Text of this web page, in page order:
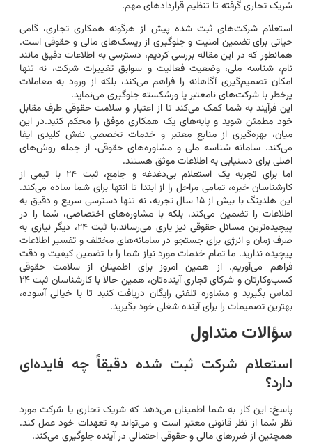
شریک تجاری گرفته تا تنظیم قراردادهای مهم.
استعلام شرکت‌های ثبت شده پیش از هرگونه همکاری تجاری، گامی
حیاتی برای تضمین امنیت و جلوگیری از ریسک‌های مالی و حقوقی است.
همانطور که در این مقاله بررسی کردیم، دسترسی به اطلاعات دقیق مانند
نام، شناسه ملی، وضعیت فعالیت و سوابق تغییرات شرکت، نه تنها
امکان تصمیم‌گیری آگاهانه را فراهم می‌کند، بلکه از ورود به معاملات
پرخطر با شرکت‌های نامعتبر یا ورشکسته جلوگیری می‌نماید.
این فرآیند به شما کمک می‌کند تا از اعتبار و سلامت حقوقی طرف مقابل
خود مطمئن شوید و پایه‌های یک همکاری موفق را محکم کنید.در این
میان، بهره‌گیری از منابع معتبر و خدمات تخصصی نقش کلیدی ایفا
می‌کند. سامانه شناسه ملی و مشاوره‌های حقوقی، از جمله روش‌های
اصلی برای دستیابی به اطلاعات موثق هستند.
اما برای تجربه یک استعلام بی‌دغدغه و جامع، ثبت ۲۴ با تیمی از
کارشناسان خبره، تمامی مراحل را از ابتدا تا انتها برای شما ساده می‌کند.
این هلدینگ با بیش از ۱۵ سال تجربه، نه تنها دسترسی سریع و دقیق به
اطلاعات را تضمین می‌کند، بلکه با مشاوره‌های اختصاصی، شما را در
پیچیده‌ترین مسائل حقوقی نیز یاری می‌رساند.با ثبت ۲۴، دیگر نیازی به
صرف زمان و انرژی برای جستجو در سامانه‌های مختلف و تفسیر اطلاعات
پیچیده ندارید. ما تمام خدمات مورد نیاز شما را با تضمین کیفیت و دقت
فراهم می‌آوریم. از همین امروز برای اطمینان از سلامت حقوقی
کسب‌وکارتان و شرکای تجاری آینده‌تان، همین حالا با کارشناسان ثبت ۲۴
تماس بگیرید و مشاوره تلفنی رایگان دریافت کنید تا با خیالی آسوده،
بهترین تصمیمات را برای آینده شغلی خود بگیرید.
سؤالات متداول
استعلام شرکت ثبت شده دقیقاً چه فایده‌ای
دارد؟
پاسخ: این کار به شما اطمینان می‌دهد که شریک تجاری یا شرکت مورد
نظر شما از نظر قانونی معتبر است و می‌تواند به تعهدات خود عمل کند.
همچنین از ضررهای مالی و حقوقی احتمالی در آینده جلوگیری می‌کند.